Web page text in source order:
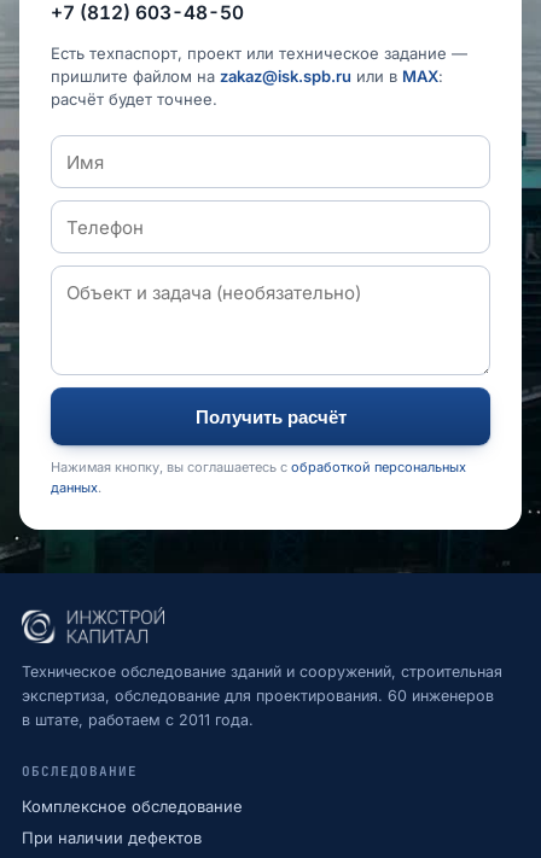
+7 (812) 603-48-50
Есть техпаспорт, проект или техническое задание —
пришлите файлом на zakaz@isk.spb.ru или в MAX:
расчёт будет точнее.
Получить расчёт
Нажимая кнопку, вы соглашаетесь с обработкой персональных
данных.
Техническое обследование зданий и сооружений, строительная
экспертиза, обследование для проектирования. 60 инженеров
в штате, работаем с 2011 года.
ОБСЛЕДОВАНИЕ
Комплексное обследование
При наличии дефектов